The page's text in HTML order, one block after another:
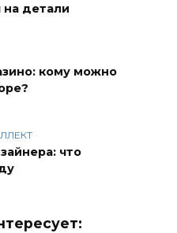
на детали
кому можно
что